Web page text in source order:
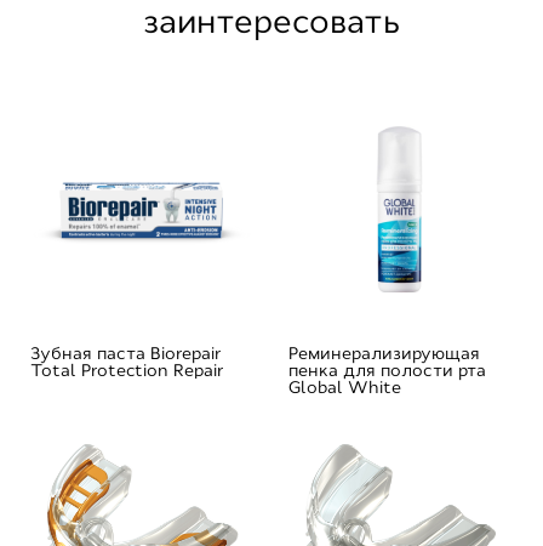
заинтересовать
Зубная паста Biorepair
Total Protection Repair
Реминерализирующая
пенка для полости рта
Global White